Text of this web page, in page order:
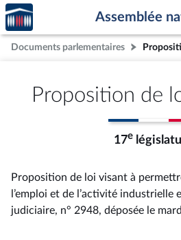
Aller au contenu
Aller en bas de la page
Accèder
à la
page
d'accueil
Assemblée
Documents parlementaires
Proposition de
17e
Proposition de loi visant à
l’emploi et de l’activité industrielle
judiciaire, n° 2948, déposée le